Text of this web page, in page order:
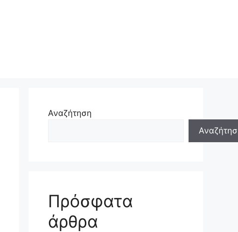
Αναζήτηση
Πρόσφατα
άρθρα